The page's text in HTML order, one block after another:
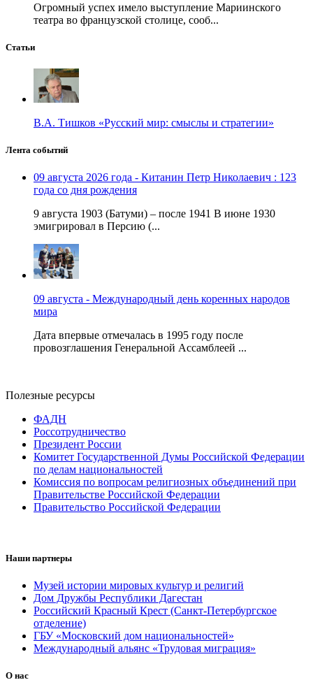
Огромный успех имело выступление Мариинского
театра во французской столице, сооб...
Статьи
В.А. Тишков «Русский мир: смыслы и стратегии»
Лента событий
09 августа 2026 года - Китанин Петр Николаевич : 123
года со дня рождения
9 августа 1903 (Батуми) – после 1941 В июне 1930
эмигрировал в Персию (...
09 августа - Международный день коренных народов
мира
Дата впервые отмечалась в 1995 году после
провозглашения Генеральной Ассамблеей ...
Полезные ресурсы
ФАДН
Россотрудничество
Президент России
Комитет Государственной Думы Российской Федерации
по делам национальностей
Комиссия по вопросам религиозных объединений при
Правительстве Российской Федерации
Правительство Российской Федерации
Наши партнеры
Музей истории мировых культур и религий
Дом Дружбы Республики Дагестан
Российский Красный Крест (Санкт-Петербургское
отделение)
ГБУ «Московский дом национальностей»
Международный альянс «Трудовая миграция»
О нас